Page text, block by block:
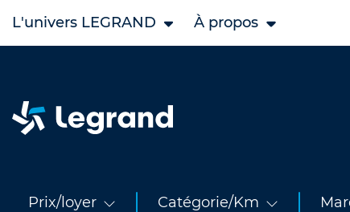
L'univers LEGRAND À propos
Prix/loyer Catégorie/Km